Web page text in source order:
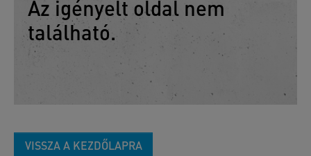
Az igényelt oldal nem
található.
VISSZA A KEZDŐLAPRA